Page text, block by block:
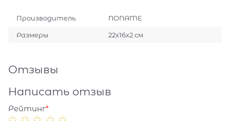
Производитель NONAME
Размеры 22х16х2 см
Отзывы
Написать отзыв
Рейтинг